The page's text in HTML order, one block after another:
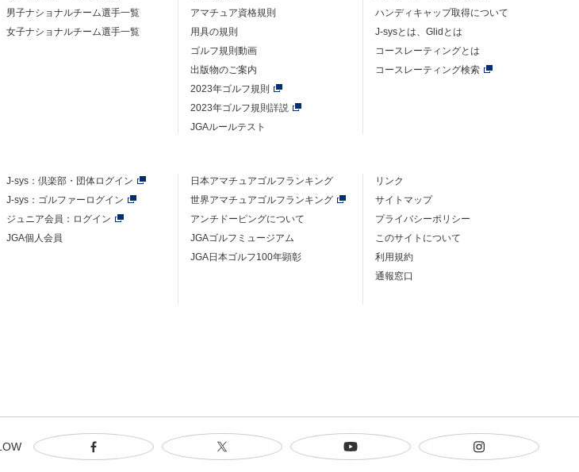
男子ナショナルチーム選手一覧
女子ナショナルチーム選手一覧
アマチュア資格規則
用具の規則
ゴルフ規則動画
出版物のご案内
2023年ゴルフ規則
2023年ゴルフ規則詳説
JGAルールテスト
ハンディキャップ取得について
J-sysとは、Glidとは
コースレーティングとは
コースレーティング検索
J-sys： 倶楽部・団体ログイン
J-sys：ゴルファーログイン
ジュニア会員：ログイン
JGA個人会員
日本アマチュアゴルフランキング
世界アマチュアゴルフランキング
アンチドーピングについて
JGAゴルフミュージアム
JGA日本ゴルフ100年顕彰
リンク
サイトマップ
プライバシーポリシー
このサイトについて
利用規約
通報窓口